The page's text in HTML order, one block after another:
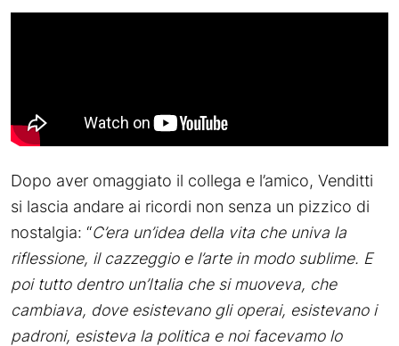
Dopo aver omaggiato il collega e l’amico, Venditti
si lascia andare ai ricordi non senza un pizzico di
nostalgia: “C’era un’idea della vita che univa la
riflessione, il cazzeggio e l’arte in modo sublime. E
poi tutto dentro un’Italia che si muoveva, che
cambiava, dove esistevano gli operai, esistevano i
padroni, esisteva la politica e noi facevamo lo